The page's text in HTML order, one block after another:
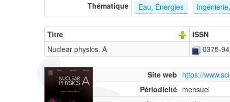
Thématique Eau, Énergies
Titre ISSN
Nuclear physics. A
0375-
Site web https://
Périodicité mensuel